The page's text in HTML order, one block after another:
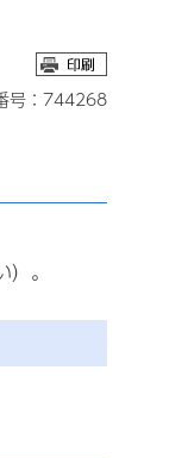
号：744268
。